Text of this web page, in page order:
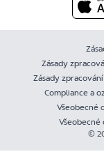
Zásady
Zásady
Compliance a
Všeobecné
Všeobecné
©